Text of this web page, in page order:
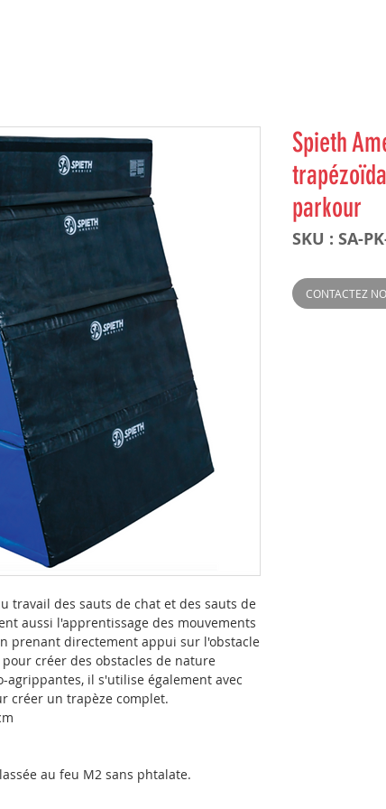
travail des sauts de chat et des sauts de
aussi l'apprentissage des mouvements
prenant directement appui sur l'obstacle
créer des obstacles de nature
il s'utilise également avec
créer un trapèze complet.
au feu M2 sans phtalate.
Spieth
parkour
SKU : SA-
CONTACTEZ